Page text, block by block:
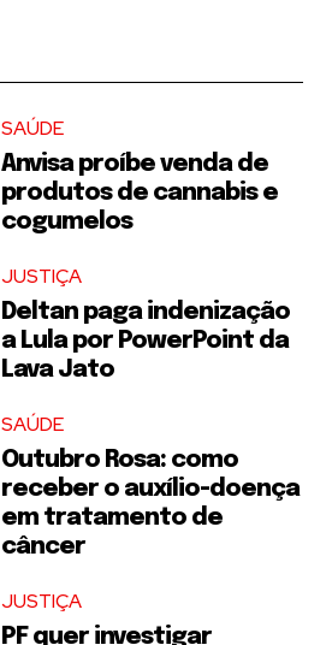
SAÚDE
Anvisa proíbe venda de
produtos de cannabis e
cogumelos
JUSTIÇA
Deltan paga indenização
a Lula por PowerPoint da
Lava Jato
SAÚDE
Outubro Rosa: como
receber o auxílio-doença
em tratamento de
câncer
JUSTIÇA
PF quer investigar